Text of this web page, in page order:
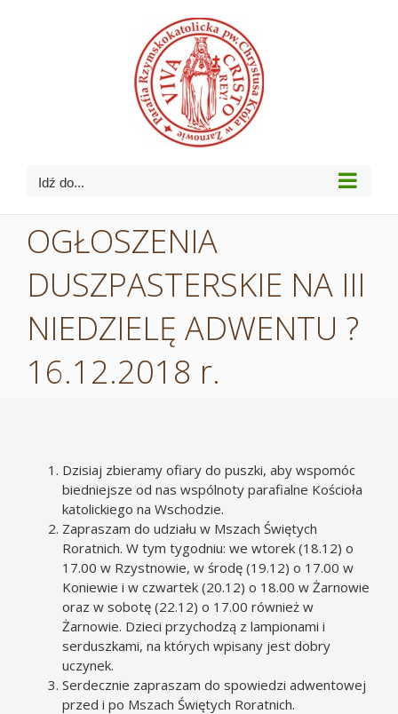
Idź do...
OGŁOSZENIA
DUSZPASTERSKIE NA III
NIEDZIELĘ ADWENTU ?
16.12.2018 r.
Dzisiaj zbieramy ofiary do puszki, aby wspomóc
biedniejsze od nas wspólnoty parafialne Kościoła
katolickiego na Wschodzie.
Zapraszam do udziału w Mszach Świętych
Roratnich. W tym tygodniu: we wtorek (18.12) o
17.00 w Rzystnowie, w środę (19.12) o 17.00 w
Koniewie i w czwartek (20.12) o 18.00 w Żarnowie
oraz w sobotę (22.12) o 17.00 również w
Żarnowie. Dzieci przychodzą z lampionami i
serduszkami, na których wpisany jest dobry
uczynek.
Serdecznie zapraszam do spowiedzi adwentowej
przed i po Mszach Świętych Roratnich.